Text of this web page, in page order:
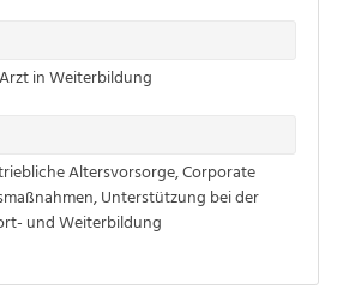
in Weiterbildung
Altersvorsorge,Corporate
,Unterstützung bei der
und Weiterbildung